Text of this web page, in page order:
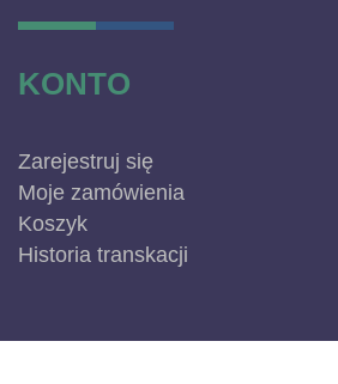
KONTO
Zarejestruj się
Moje zamówienia
Koszyk
Historia transkacji